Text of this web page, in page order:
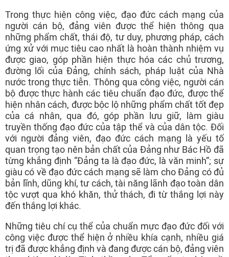
Trong thực hiện công việc, đạo đức cách mạng của
người cán bộ, đảng viên được thể hiện thông qua
những phẩm chất, thái độ, tư duy, phương pháp, cách
ứng xử với mục tiêu cao nhất là hoàn thành nhiệm vụ
được giao, góp phần hiện thực hóa các chủ trương,
đường lối của Đảng, chính sách, pháp luật của Nhà
nước trong thực tiễn. Thông qua công việc, người cán
bộ được thực hành các tiêu chuẩn đạo đức, được thể
hiện nhân cách, được bộc lộ những phẩm chất tốt đẹp
của cá nhân, qua đó, góp phần lưu giữ, làm giàu
truyền thống đạo đức của tập thể và của dân tộc. Đối
với người đảng viên, đạo đức cách mạng là yếu tố
quan trọng tạo nên bản chất của Đảng như Bác Hồ đã
từng khẳng định “Đảng ta là đạo đức, là văn minh”; sự
giàu có về đạo đức cách mạng sẽ làm cho Đảng có đủ
bản lĩnh, dũng khí, tư cách, tài năng lãnh đạo toàn dân
tộc vượt qua khó khăn, thử thách, đi từ thắng lợi này
đến thắng lợi khác.
Những tiêu chí cụ thể của chuẩn mực đạo đức đối với
công việc được thể hiện ở nhiều khía cạnh, nhiều giá
trị đã được khẳng định và đang được cán bộ, đảng viên